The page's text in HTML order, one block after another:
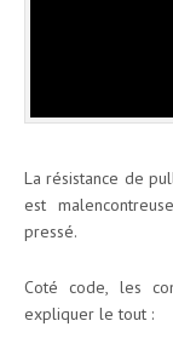
La résistance de
est
pressé.
Coté code, les
expliquer le tout :